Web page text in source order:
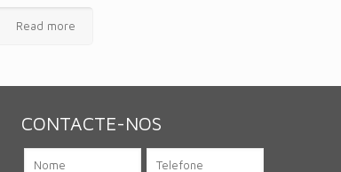
Read more
CONTACTE-NOS